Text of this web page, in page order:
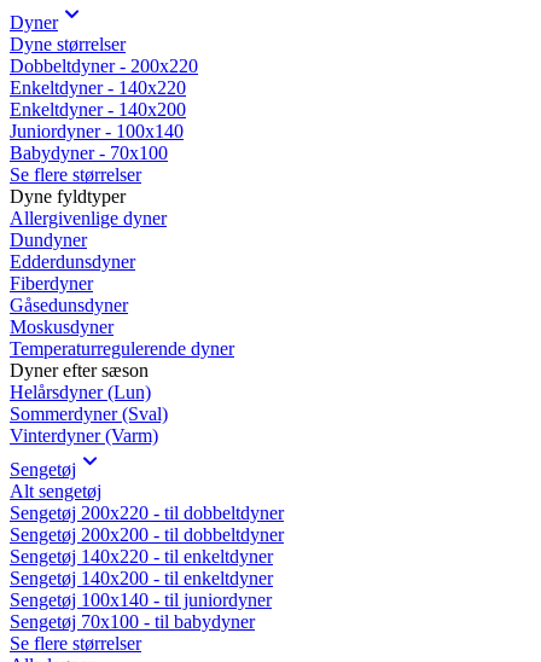
Dyner
Dyne størrelser
Dobbeltdyner - 200x220
Enkeltdyner - 140x220
Enkeltdyner - 140x200
Juniordyner - 100x140
Babydyner - 70x100
Se flere størrelser
Dyne fyldtyper
Allergivenlige dyner
Dundyner
Edderdunsdyner
Fiberdyner
Gåsedunsdyner
Moskusdyner
Temperaturregulerende dyner
Dyner efter sæson
Helårsdyner (Lun)
Sommerdyner (Sval)
Vinterdyner (Varm)
Sengetøj
Alt sengetøj
Sengetøj 200x220 - til dobbeltdyner
Sengetøj 200x200 - til dobbeltdyner
Sengetøj 140x220 - til enkeltdyner
Sengetøj 140x200 - til enkeltdyner
Sengetøj 100x140 - til juniordyner
Sengetøj 70x100 - til babydyner
Se flere størrelser